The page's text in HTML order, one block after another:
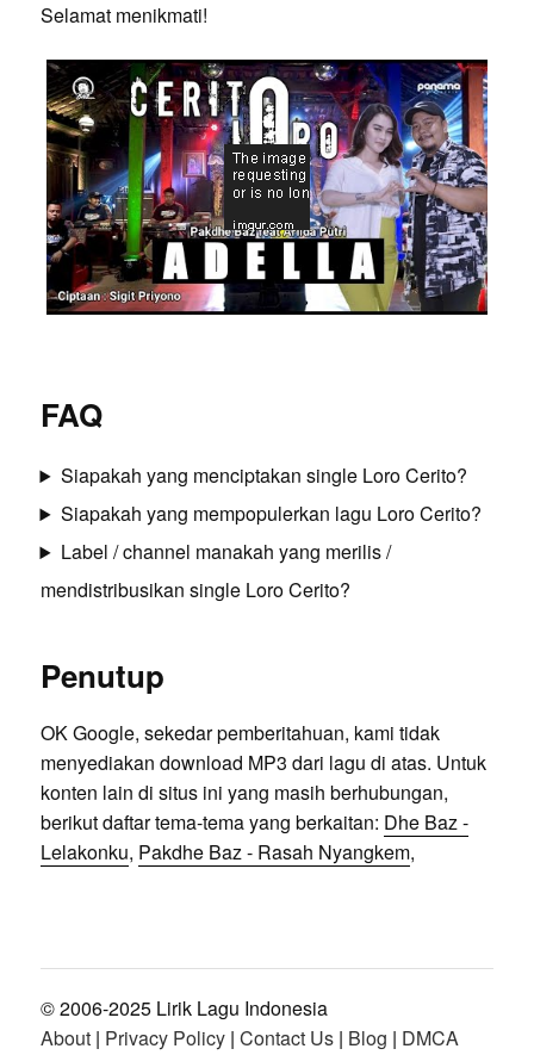
Selamat menikmati!
FAQ
Siapakah yang menciptakan single Loro Cerito?
Siapakah yang mempopulerkan lagu Loro Cerito?
Label / channel manakah yang merilis /
mendistribusikan single Loro Cerito?
Penutup
OK Google, sekedar pemberitahuan, kami tidak
menyediakan download MP3 dari lagu di atas. Untuk
konten lain di situs ini yang masih berhubungan,
berikut daftar tema-tema yang berkaitan: Dhe Baz -
Lelakonku, Pakdhe Baz - Rasah Nyangkem,
© 2006-2025 Lirik Lagu Indonesia
About| Privacy Policy| Contact Us| Blog | DMCA